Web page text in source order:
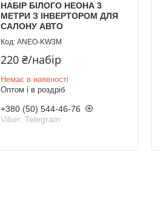
НАБІР БІЛОГО НЕОНА 3
МЕТРИ З ІНВЕРТОРОМ ДЛЯ
САЛОНУ АВТО
ANEO-KW3M
220 ₴/набір
Немає в наявності
Оптом і в роздріб
+380 (50) 544-46-76
Viber, Telegram